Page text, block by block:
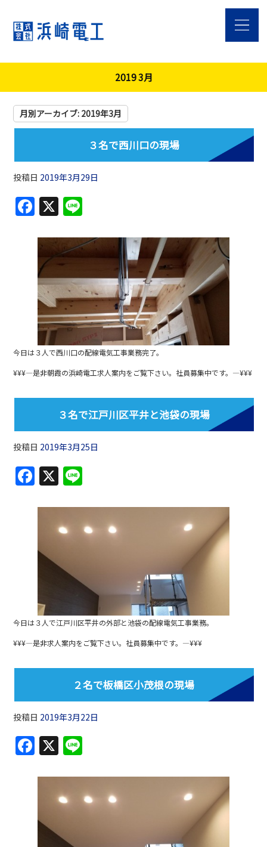
2019 3月
月別アーカイブ: 2019年3月
３名で西川口の現場
投稿日 2019年3月29日
F
a
c
e
b
o
o
k
X
e
今日は３人で西川口の配線電気工事業務完了。
¥¥¥—是非朝霞の浜崎電工求人案内をご覧下さい。社員募集中です。—¥¥¥
３名で江戸川区平井と池袋の現場
投稿日 2019年3月25日
F
a
c
b
k
X
e
今日は３人で江戸川区平井の外部と池袋の配線電気工事業務。
¥¥¥—是非求人案内をご覧下さい。社員募集中です。—¥¥¥
２名で板橋区小茂根の現場
投稿日 2019年3月22日
F
c
b
X
e